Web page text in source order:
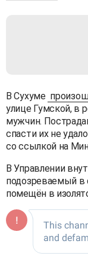
В Сухуме
улице Гумской, в
мужчин.
спасти их не
со ссылкой на
В Управлении
подозреваемый в
помещён в